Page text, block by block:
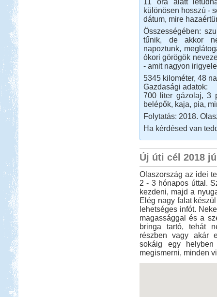
különösen hosszú -
dátum, mire
Összességében:
tűnik, de akkor
napoztunk,
ókori görögök
- amit nagyon
5345 kilométer, 48
Gazdasági adatok:
700 liter gázolaj, 3
belépők, kaja, pia,
Folytatás: 2018.
Ha kérdésed van
Új úti cél 2018
Olaszország az idei
2 - 3 hónapos úttal.
kezdeni, majd a
Elég nagy falat
lehetséges infót.
magassággal és a
bringa tartó, tehát
részben vagy akár
sokáig egy
megismerni, minden